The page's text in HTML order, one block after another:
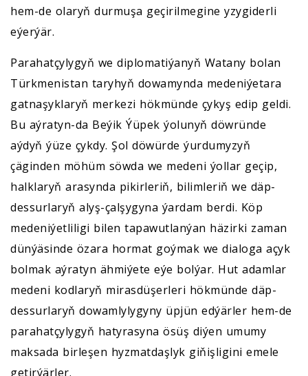
hem-de olaryň durmuşa geçirilmegine yzygiderli
eýerýär.
Parahatçylygyň we diplomatiýanyň Watany bolan
Türkmenistan taryhyň dowamynda medeniýetara
gatnaşyklaryň merkezi hökmünde çykyş edip geldi.
Bu aýratyn-da Beýik Ýüpek ýolunyň döwründe
aýdyň ýüze çykdy. Şol döwürde ýurdumyzyň
çäginden möhüm söwda we medeni ýollar geçip,
halklaryň arasynda pikirleriň, bilimleriň we däp-
dessurlaryň alyş-çalşygyna ýardam berdi. Köp
medeniýetliligi bilen tapawutlanýan häzirki zaman
dünýäsinde özara hormat goýmak we dialoga açyk
bolmak aýratyn ähmiýete eýe bolýar. Hut adamlar
medeni kodlaryň mirasdüşerleri hökmünde däp-
dessurlaryň dowamlylygyny üpjün edýärler hem-de
parahatçylygyň hatyrasyna ösüş diýen umumy
maksada birleşen hyzmatdaşlyk giňişligini emele
getirýärler.